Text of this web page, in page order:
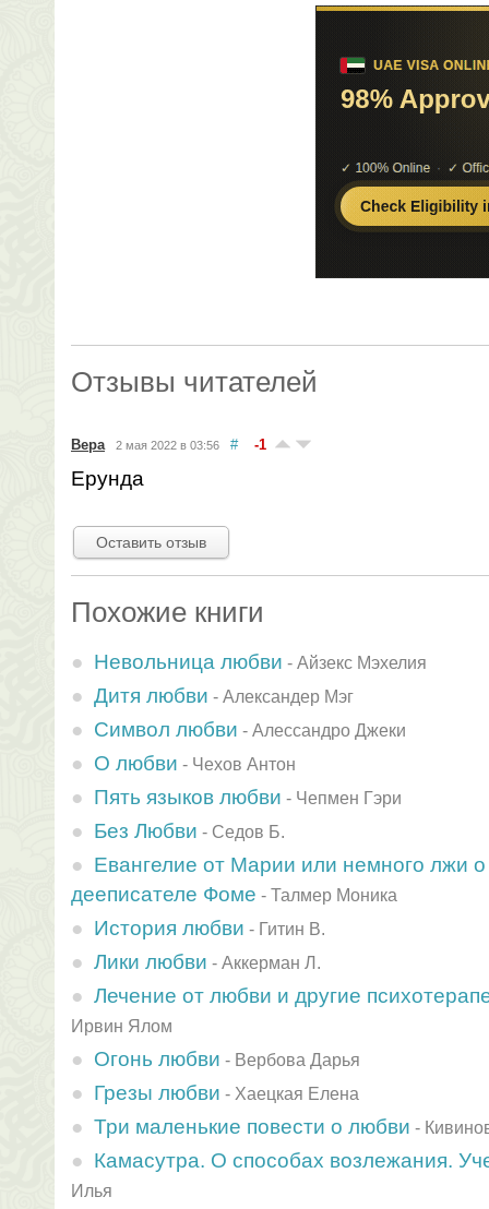
Отзывы читателей
Вера 2 мая 2022 в 03:56 # -1
Ерунда
Оставить отзыв
Похожие книги
Невольница любви - Айзекс Мэхелия
Дитя любви - Александер Мэг
Символ любви - Алессандро Джеки
О любви - Чехов Антон
Пять языков любви - Чепмен Гэри
Без Любви - Седов Б.
Евангелие от Марии или немного лжи
дееписателе Фоме - Талмер Моника
История любви - Гитин В.
Лики любви - Аккерман Л.
Лечение от любви и другие
Ирвин Ялом
Огонь любви - Вербова Дарья
Грезы любви - Хаецкая Елена
Три маленькие повести о любви -
Камасутра. О способах возлежания.
Илья